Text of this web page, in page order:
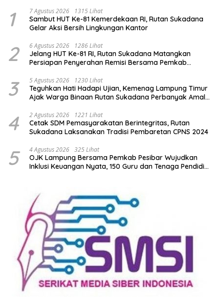
1 7 Agustus 2026 1315 Lihat
Sambut HUT Ke-81 Kemerdekaan RI, Rutan Sukadana
Gelar Aksi Bersih Lingkungan Kantor
2 6 Agustus 2026 1286 Lihat
Jelang HUT Ke-81 RI, Rutan Sukadana Matangkan
Persiapan Penyerahan Remisi Bersama Pemkab
3 5 Agustus 2026 1230 Lihat
Teguhkan Hati Hadapi Ujian, Kemenag Lampung Timur
Ajak Warga Binaan Rutan Sukadana Perbanyak Amal
4 2 Agustus 2026 1221 Lihat
Cetak SDM Pemasyarakatan Berintegritas, Rutan
Sukadana Laksanakan Tradisi Pembaretan CPNS 2024
5 4 Agustus 2026 325 Lihat
OJK Lampung Bersama Pemkab Pesibar Wujudkan
Inklusi Keuangan Nyata, 150 Guru dan Tenaga Pendidik